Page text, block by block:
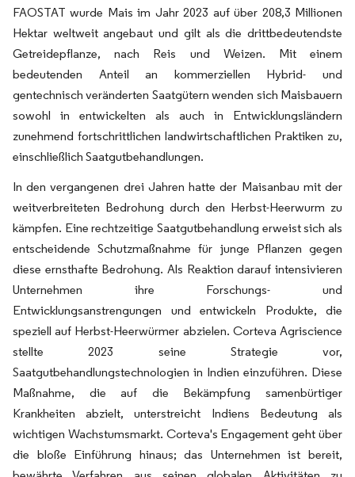
FAOSTAT wurde Mais im Jahr 2023 auf über 208,3 Millionen
Hektar weltweit angebaut und gilt als die drittbedeutendste
Getreidepflanze, nach Reis und Weizen. Mit einem
bedeutenden Anteil an kommerziellen Hybrid- und
gentechnisch veränderten Saatgütern wenden sich Maisbauern
sowohl in entwickelten als auch in Entwicklungsländern
zunehmend fortschrittlichen landwirtschaftlichen Praktiken zu,
einschließlich Saatgutbehandlungen.
In den vergangenen drei Jahren hatte der Maisanbau mit der
weitverbreiteten Bedrohung durch den Herbst-Heerwurm zu
kämpfen. Eine rechtzeitige Saatgutbehandlung erweist sich als
entscheidende Schutzmaßnahme für junge Pflanzen gegen
diese ernsthafte Bedrohung. Als Reaktion darauf intensivieren
Unternehmen ihre Forschungs- und
Entwicklungsanstrengungen und entwickeln Produkte, die
speziell auf Herbst-Heerwürmer abzielen. Corteva Agriscience
stellte 2023 seine Strategie vor,
Saatgutbehandlungstechnologien in Indien einzuführen. Diese
Maßnahme, die auf die Bekämpfung samenbürtiger
Krankheiten abzielt, unterstreicht Indiens Bedeutung als
wichtigen Wachstumsmarkt. Corteva's Engagement geht über
die bloße Einführung hinaus; das Unternehmen ist bereit,